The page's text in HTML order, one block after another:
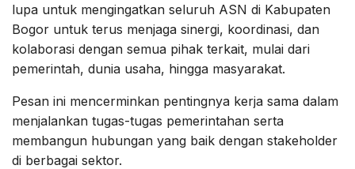
lupa untuk mengingatkan seluruh ASN di Kabupaten
Bogor untuk terus menjaga sinergi, koordinasi, dan
kolaborasi dengan semua pihak terkait, mulai dari
pemerintah, dunia usaha, hingga masyarakat.
Pesan ini mencerminkan pentingnya kerja sama dalam
menjalankan tugas-tugas pemerintahan serta
membangun hubungan yang baik dengan stakeholder
di berbagai sektor.